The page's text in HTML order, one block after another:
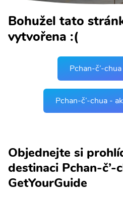
Bohužel tato
vytvořena :(
Pchan-č’-
Pchan-č’-chua -
Objednejte si
destinaci Pchan-č’-
GetYourGuide